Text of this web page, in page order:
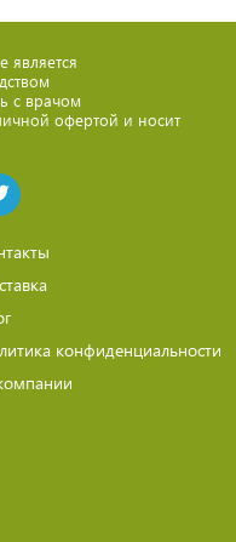
является
с врачом
офертой и носит
конфиденциальности